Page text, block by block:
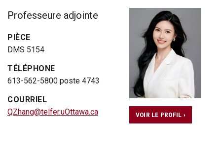
Professeure adjointe
PIÈCE
DMS 5154
TÉLÉPHONE
613-562-5800 poste 4743
COURRIEL
QZhang@telfer.uOttawa.ca
VOIR LE PROFIL ›